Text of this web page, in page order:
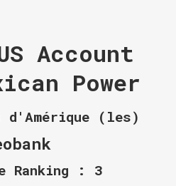
Account
Power
d'Amérique (les)
Ranking : 3